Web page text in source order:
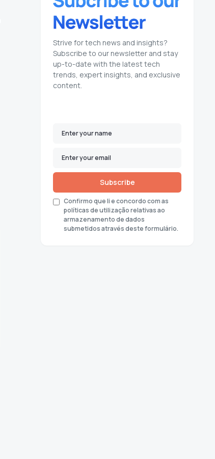
Strive for tech news and insights?
Subscribe to our newsletter and stay
up-to-date with the latest tech
trends, expert insights, and exclusive
content.
Subscribe
Confirmo que li e concordo com as
políticas de utilização relativas ao
armazenamento de dados
submetidos através deste formulário.